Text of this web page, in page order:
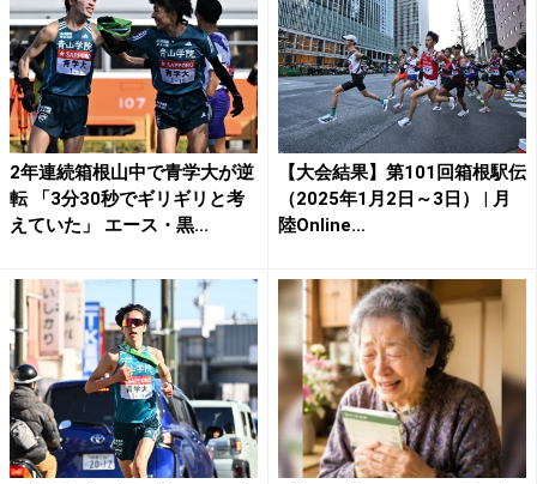
2年連続箱根山中で青学大が逆
転 「3分30秒でギリギリと考
えていた」 エース・黒...
【大会結果】第101回箱根駅伝
（2025年1月2日～3日） | 月
陸Online...